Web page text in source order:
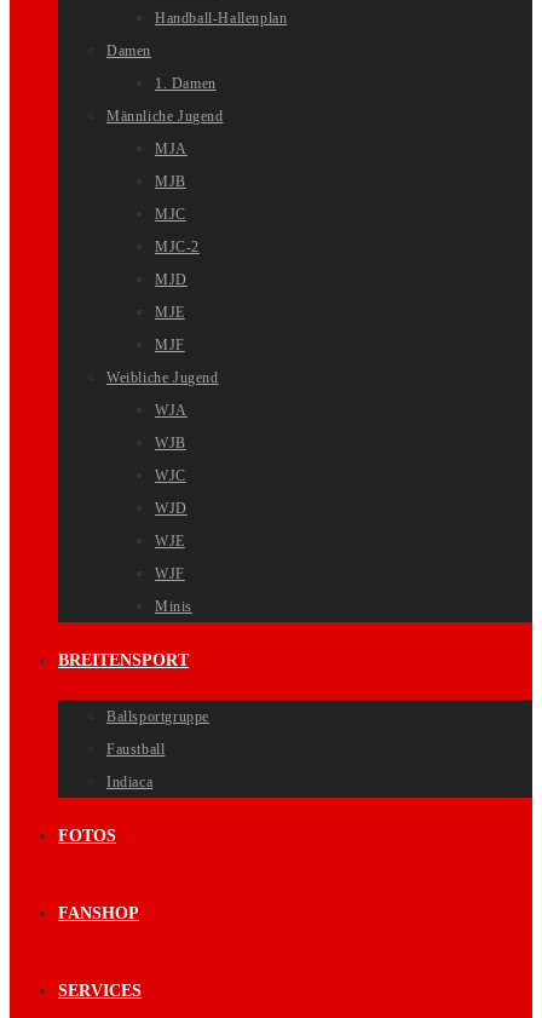
Handball-Hallenplan
Damen
1. Damen
Männliche Jugend
MJA
MJB
MJC
MJC-2
MJD
MJE
MJF
Weibliche Jugend
WJA
WJB
WJC
WJD
WJE
WJF
Minis
BREITENSPORT
Ballsportgruppe
Faustball
Indiaca
FOTOS
FANSHOP
SERVICES